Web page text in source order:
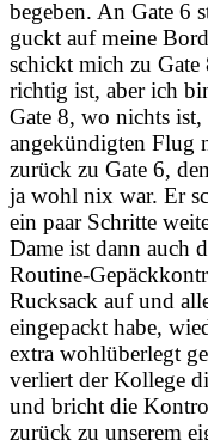
begeben. An Gate 6
guckt auf meine
schickt mich zu Gate
richtig ist, aber ich
Gate 8, wo nichts
angekündigten Flug
zurück zu Gate 6,
ja wohl nix war. Er
ein paar Schritte
Dame ist dann auch
Routine-
Rucksack auf und
eingepackt habe,
extra wohlüberlegt
verliert der Kollege
und bricht die
zurück zu unserem